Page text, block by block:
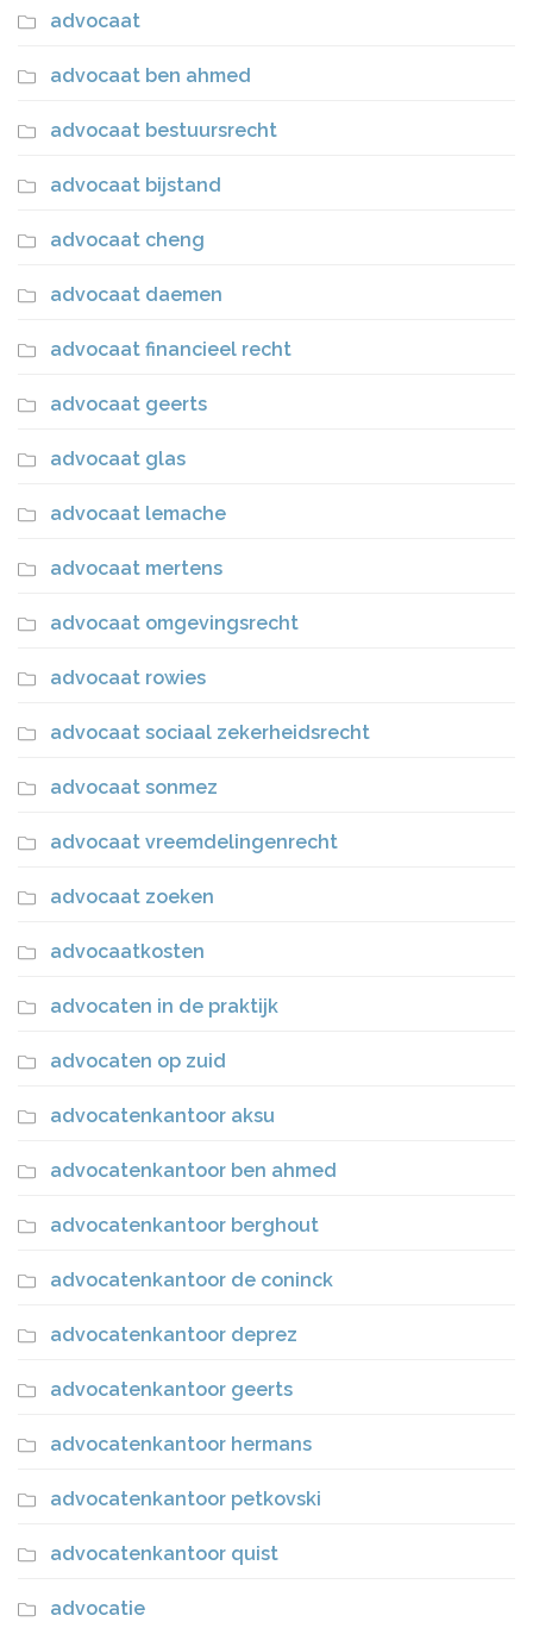
advocaat
advocaat ben ahmed
advocaat bestuursrecht
advocaat bijstand
advocaat cheng
advocaat daemen
advocaat financieel recht
advocaat geerts
advocaat glas
advocaat lemache
advocaat mertens
advocaat omgevingsrecht
advocaat rowies
advocaat sociaal zekerheidsrecht
advocaat sonmez
advocaat vreemdelingenrecht
advocaat zoeken
advocaatkosten
advocaten in de praktijk
advocaten op zuid
advocatenkantoor aksu
advocatenkantoor ben ahmed
advocatenkantoor berghout
advocatenkantoor de coninck
advocatenkantoor deprez
advocatenkantoor geerts
advocatenkantoor hermans
advocatenkantoor petkovski
advocatenkantoor quist
advocatie